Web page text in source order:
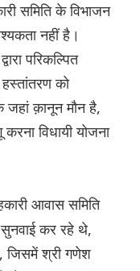
समिति के विभाजन
नहीं है।
परिकल्पित
को
जहां क़ानून मौन है,
विधायी योजना
आवास समिति
सुनवाई कर रहे थे,
जिसमें श्री गणेश